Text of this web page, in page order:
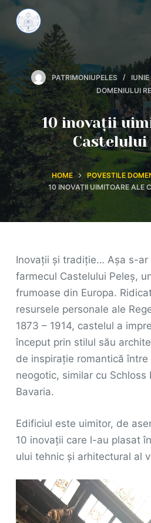
S
t
o
c
n
e
n
t
PATRIMONIUPELES
DOMENIULUI
10 inovații
Castelului
HOME
POVESTILE
10 INOVAȚII UIMITOARE ALE
Inovații și tradiție… Așa s-ar
farmecul Castelului Peleș,
frumoase din Europa.
resursele personale ale
1873 – 1914, castelul a
început prin stilul său
de inspirație romantică
neogotic, similar cu
Bavaria.
Edificiul este uimitor, de
10 inovații care l-au plasat
ului tehnic și arhitectural al